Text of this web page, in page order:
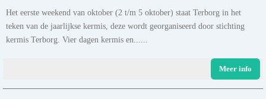
Het eerste weekend van oktober (2 t/m 5 oktober) staat Terborg in het
teken van de jaarlijkse kermis, deze wordt georganiseerd door stichting
kermis Terborg. Vier dagen kermis en......
Meer info